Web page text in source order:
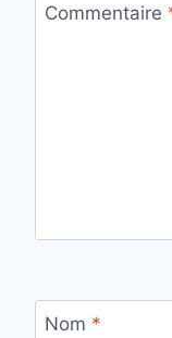
Commentaire
Nom *